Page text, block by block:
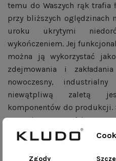
temu do Waszych rąk trafia
przy bliższych oględzinach
uroku ukrytymi
wykończeniem. Jej
można ją wykorzystać
zdejmowania i
nowoczesny,
niewątpliwą zaletą
komponentów do produkcji.
naturalnego to efekt
owocuje pięknym i
struktura ociepli wnętrze, a
Zgody